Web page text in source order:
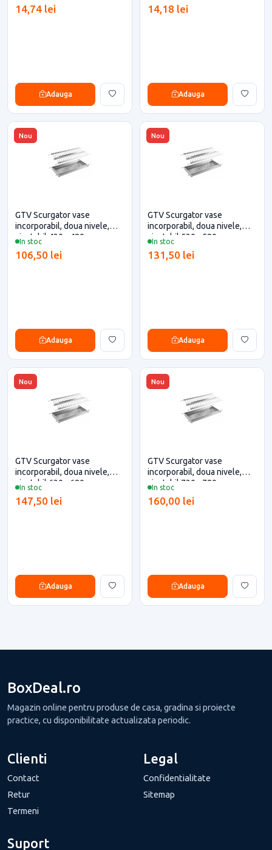
14,74 lei
Adauga
14,18 lei
Adauga
Nou
In stoc
GTV Scurgator vase
incorporabil, doua nivele,
ajustabil 430 - 480 mm, corp
proiecte eficiente
106,50 lei
Adauga
Nou
In stoc
GTV Scurgator vase
incorporabil, doua nivele,
ajustabil 530 - 580 mm, corp
proiecte eficiente
131,50 lei
Adauga
Nou
In stoc
GTV Scurgator vase
incorporabil, doua nivele,
ajustabil 630 - 680 mm, corp
proiecte eficiente
147,50 lei
Adauga
Nou
In stoc
GTV Scurgator vase
incorporabil, doua nivele,
ajustabil 730 - 780 mm, corp
proiecte eficiente
160,00 lei
Adauga
BoxDeal.ro
Magazin online pentru produse de casa, gradina si proiecte
practice, cu disponibilitate actualizata periodic.
Clienti
Contact
Retur
Termeni
Legal
Confidentialitate
Sitemap
Suport